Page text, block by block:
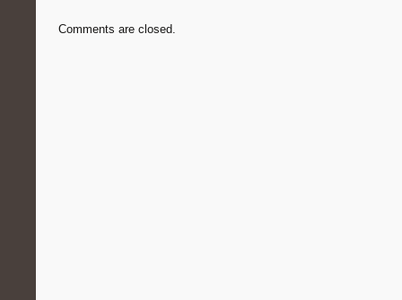
Comments are closed.